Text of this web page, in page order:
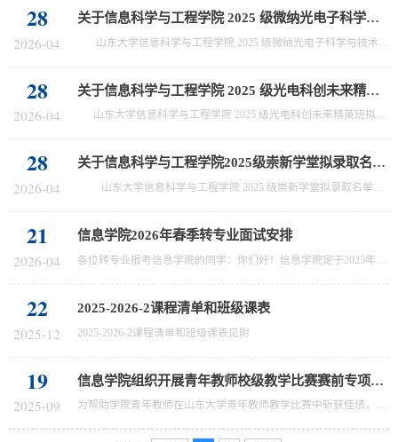
28
2026-04
关于信息科学与工程学院 2025 级微纳光电子科学与技术专业拟录取名单的公示
28
2026-04
关于信息科学与工程学院 2025 级光电科创未来精英班拟录取名单的公示
山东大学信息科学与工程学院 2025 级光电科创未来精英班拟录取名单已确定，具体名单详见附件，现予以公示。公示期：4 月 28 日至 4 月 30 日。咨询电话：0532-58630701。 信息科学与工程学院 ...
28
2026-04
关于信息科学与工程学院2025级崇新学堂拟录取名单的公示
山东大学信息科学与工程学院 2025 级崇新学堂拟录取名单已确定，具体名单详见附件，现予以公示。公示期：4 月 28 日至 4 月 30 日。咨询电话：0532-58630701。 信息科学与工程学院 ...
21
2026-04
信息学院2026年春季转专业面试安排
各位转专业报考信息学院的同学：你们好！信息学院定于2025年4月26日线下面试，具体安排如下：8:30-9:30填写基本资料；9:30开始分组面试。请注意：1、 请符合条件且审核通过的同学及时扫码加面试工作群（QQ群：1048505530），具体分组和面试安排会在群内发布；2、 临近五一假期，跨校区同学请提前安排好行程，青岛气温偏低注意携带外套，如因个人原因导致无法参加线下面试的视为自动放弃。3、 咨询电话：0532-58630701...
22
2025-12
2025-2026-2课程清单和班级课表
2025-2026-2课程清单和班级课表见附
19
2025-09
信息学院组织开展青年教师校级教学比赛赛前专项培训
为帮助学院青年教师在山东大学青年教师教学比赛中斩获佳绩，进一步打磨教学技能、优化参赛材料，9月18日下午在信息学院410会议室，信息学院针对牛传宁、高原、杨国深三位老师，特别组织了一场校级教学比赛赛前专项培训。此次培训旨在汲取资深教师宝贵经验，精准指导参赛准备，全力做好后备支持工作。本次专项培训邀请教学促进与教师发展中心教学咨询员、督导员许宏吉老师担任培训导师，他围绕校级教学比赛的关键评价维度——教...